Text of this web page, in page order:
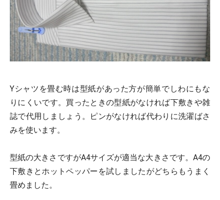
Yシャツを畳む時は型紙があった方が簡単でしわにもな
りにくいです。買ったときの型紙がなければ下敷きや雑
誌で代用しましょう。ピンがなければ代わりに洗濯ばさ
みを使います。
型紙の大きさですがA4サイズが適当な大きさです。A4の
下敷きとホットペッパーを試しましたがどちらもうまく
畳めました。